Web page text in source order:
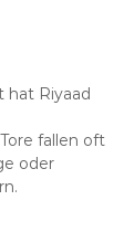
hat Riyaad
fallen oft
oder